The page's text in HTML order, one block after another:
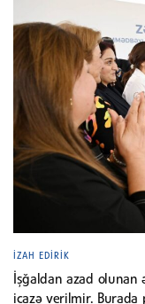
İZAH EDIRIK
İşğaldan azad olunan
icazə verilmir.